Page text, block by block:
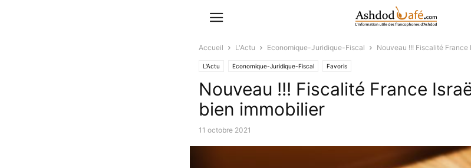
Accueil L'Actu Economique-Juridique-Fiscal Nouveau !!! Fiscalité
L'Actu Economique-Juridique-Fiscal Favoris
Nouveau !!! Fiscalité France
bien immobilier
11 octobre 2021